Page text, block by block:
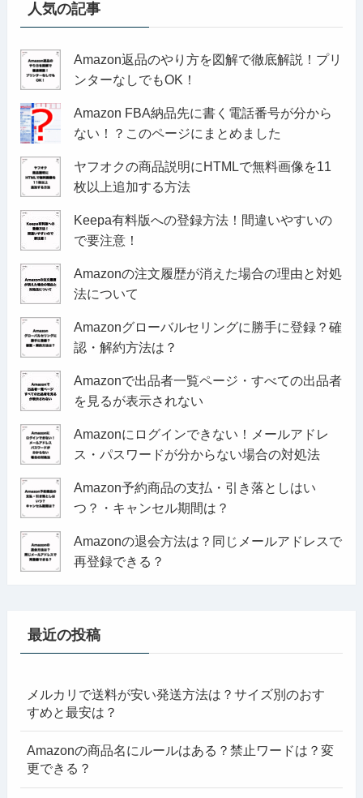
人気の記事
Amazon返品のやり方を図解で徹底解説！プリ
ンターなしでもOK！
Amazon FBA納品先に書く電話番号が分から
ない！？このページにまとめました
ヤフオクの商品説明にHTMLで無料画像を11
枚以上追加する方法
Keepa有料版への登録方法！間違いやすいの
で要注意！
Amazonの注文履歴が消えた場合の理由と対処
法について
Amazonグローバルセリングに勝手に登録？確
認・解約方法は？
Amazonで出品者一覧ページ・すべての出品者
を見るが表示されない
Amazonにログインできない！メールアドレ
ス・パスワードが分からない場合の対処法
Amazon予約商品の支払・引き落としはい
つ？・キャンセル期間は？
Amazonの退会方法は？同じメールアドレスで
再登録できる？
最近の投稿
メルカリで送料が安い発送方法は？サイズ別のおす
すめと最安は？
Amazonの商品名にルールはある？禁止ワードは？変
更できる？